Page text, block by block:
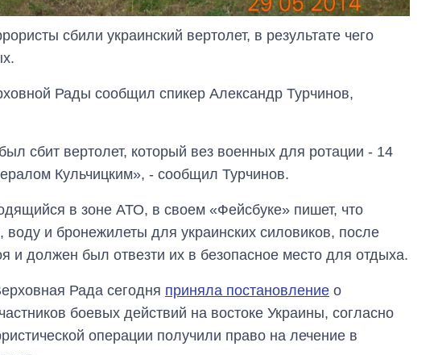
сбили украинский вертолет, в результате чего
Рады сообщил спикер Александр Турчинов,
сбит вертолет, который вез военных для ротации - 14
Кульчицким», - сообщил Турчинов.
в зоне АТО, в своем «Фейсбуке» пишет, что
воду и бронежилеты для украинских силовиков, после
и должен был отвезти их в безопасное место для отдыха.
Рада сегодня приняла постановление о
боевых действий на востоке Украины, согласно
операции получили право на лечение в
Дефицит памяти:
как вырос спрос
последние годы и
на 2027-й